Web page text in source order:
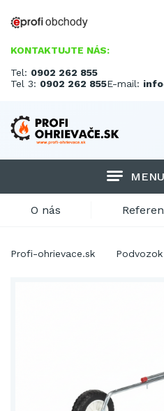
KONTAKTUJTE NÁS:
Tel: 0902 262 855
Tel 3: 0902 262 855E-mail:
MENU
O nás
Profi-ohrievace.sk